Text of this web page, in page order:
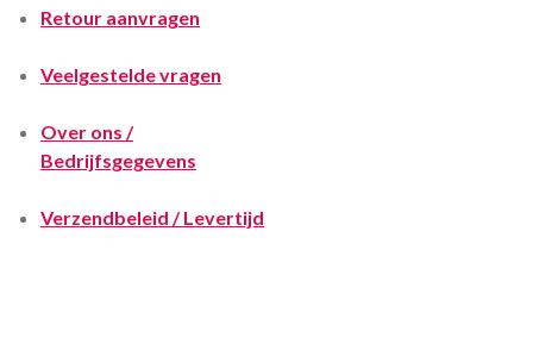
Retour aanvragen
Veelgestelde vragen
Over ons /
Bedrijfsgegevens
Verzendbeleid / Levertijd